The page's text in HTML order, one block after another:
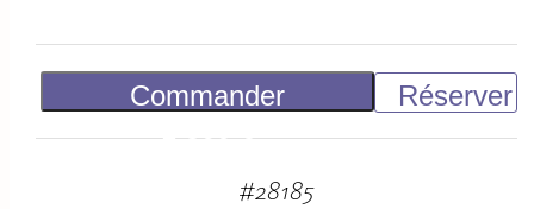
Commander
Réserver
#28185